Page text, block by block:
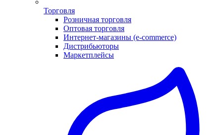
Торговля
Розничная торговля
Оптовая торговля
Интернет-магазины (e-commerce)
Дистрибьюторы
Маркетплейсы